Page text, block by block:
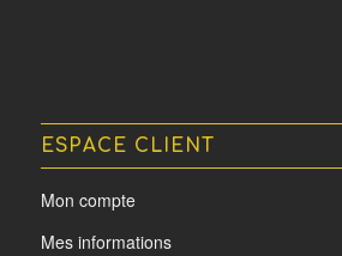
ESPACE CLIENT
Mon compte
Mes informations